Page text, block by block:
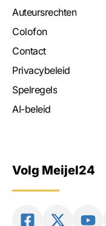
Auteursrechten
Colofon
Contact
Privacybeleid
Spelregels
AI-beleid
Volg Meijel24